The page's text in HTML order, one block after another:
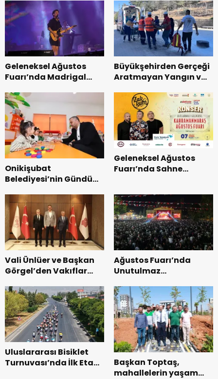
Geleneksel Ağustos
Fuarı’nda Madrigal
Büyükşehirden Gerçeği
Aratmayan Yangın ve
Onikişubat
Belediyesi’nin Gündüz
dönemin ön kayıtları
başladı.
Geleneksel Ağustos
Fuarı’nda Sahne
Vali Ünlüer ve Başkan
Görgel’den Vakıflar
ziyaret.
Ağustos Fuarı’nda
Unutulmaz
Uluslararası Bisiklet
Turnuvası’nda İlk Etap
Başkan Toptaş,
mahallelerin yaşam